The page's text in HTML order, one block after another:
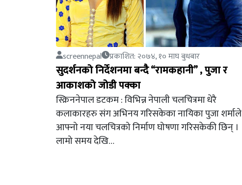
screennepal प्रकाशित: २०७४, १० माघ बुधबार
सुदर्शनको निर्देशनमा बन्दै “रामकहानी” , पुजा र
आकाशको जोडी पक्का
स्क्रिननेपाल डटकम : विभिन्न नेपाली चलचित्रमा धेरै
कलाकारहरु संग अभिनय गरिसकेका नायिका पुजा शर्माले
आफ्नो नया चलचित्रको निर्माण घोषणा गरिसकेकी छिन् ।
लामो समय देखि…